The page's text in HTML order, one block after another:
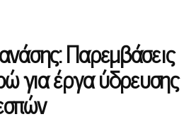
Παρεμβάσεις
για έργα ύδρευσης